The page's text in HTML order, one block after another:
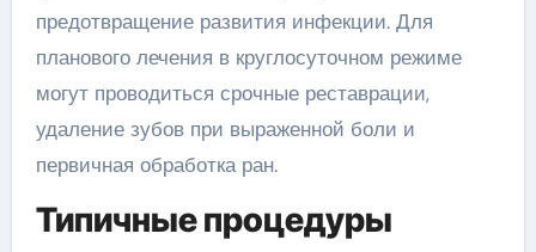
предотвращение развития инфекции. Для
планового лечения в круглосуточном режиме
могут проводиться срочные реставрации,
удаление зубов при выраженной боли и
первичная обработка ран.
Типичные процедуры